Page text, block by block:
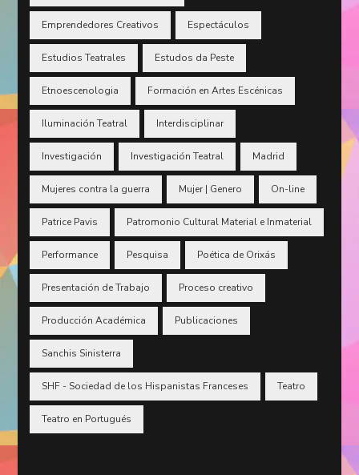
Emprendedores Creativos Espectáculos
Estudios Teatrales Estudos da Peste
Etnoescenologia Formación en Artes Escénicas
Iluminación Teatral Interdisciplinar
Investigación Investigación Teatral Madrid
Mujeres contra la guerra Mujer | Genero On-line
Patrice Pavis Patromonio Cultural Material e Inmaterial
Performance Pesquisa Poética de Orixás
Presentación de Trabajo Proceso creativo
Producción Académica Publicaciones
Sanchis Sinisterra
SHF - Sociedad de los Hispanistas Franceses Teatro
Teatro en Portugués